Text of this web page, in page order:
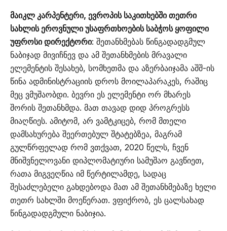
მაიკლ კარპენტერი, ევროპის საკითხებში თეთრი
სახლის ეროვნული უსაფრთხოების საბჭოს ყოფილი
უფროსი დირექტორი: შეთანხმებას წინგადადგმულ
ნაბიჯად მივიჩნევ და ამ შეთანხმების მრავალი
ელემენტის შესახებ, სომხეთმა და აზერბაიჯამა აშშ-ის
წინა ადმინისტრაციის დროს მოილაპარაკეს, რაშიც
მეც ვმუშაობდი. ბევრი ეს ელემენტი ორ მხარეს
შორის შეთანხმდა. მათ თავად დიდ პროგრესს
მიაღწიეს. ამიტომ, არ ვამტკიცებ, რომ მთელი
დამსახურება შეერთებულ შტატებზეა, მაგრამ
გულწრფელად რომ ვთქვათ, 2020 წელს, ჩვენ
მნიშვნელოვანი დიპლომატიური სამუშაო გავწიეთ,
რათა მიგვეღწია იმ წერტილამდე, სადაც
შესაძლებელი გახდებოდა მათ ამ შეთანხმებაზე ხელი
თეთრ სახლში მოეწერათ. ვფიქრობ, ეს ცალსახად
წინგადადგმული ნაბიჯია.